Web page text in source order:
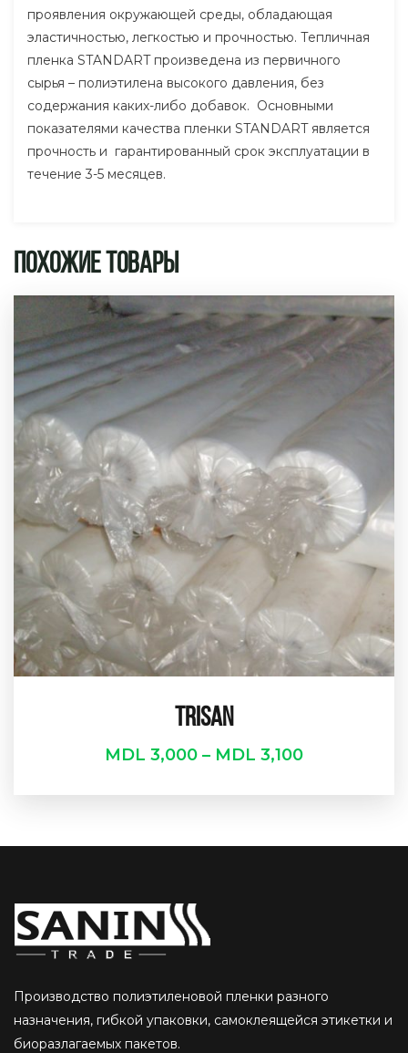
проявления окружающей среды, обладающая
эластичностью, легкостью и прочностью. Тепличная
пленка STANDART произведена из первичного
сырья – полиэтилена высокого давления, без
содержания каких-либо добавок. Основными
показателями качества пленки STANDART является
прочность и гарантированный срок эксплуатации в
течение 3-5 месяцев.
Похожие товары
TRISAN
MDL 3,000 – MDL 3,100
Производство полиэтиленовой пленки разного
назначения, гибкой упаковки, самоклеящейся этикетки и
биоразлагаемых пакетов.